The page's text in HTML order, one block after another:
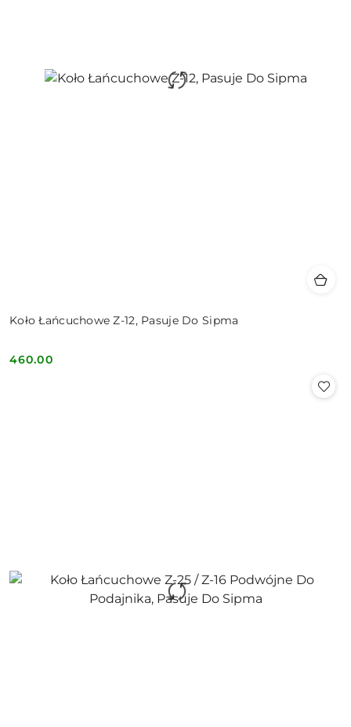
Koło Łańcuchowe Z-12, Pasuje Do Sipma
Cena:
460.00